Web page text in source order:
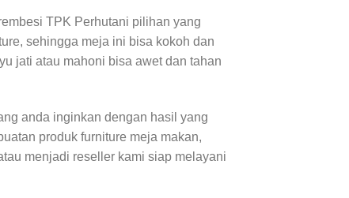
TPK Perhutani pilihan yang
sehingga meja ini bisa kokoh dan
jati atau mahoni bisa awet dan tahan
anda inginkan dengan hasil yang
produk furniture meja makan,
menjadi reseller kami siap melayani